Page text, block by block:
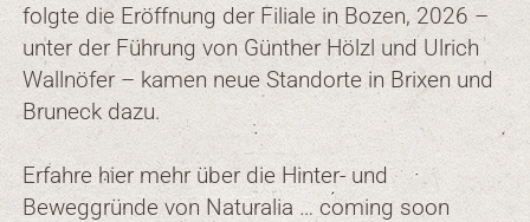
folgte die Eröffnung der Filiale in Bozen, 2026 –
unter der Führung von Günther Hölzl und Ulrich
Wallnöfer – kamen neue Standorte in Brixen und
Bruneck dazu.
Erfahre hier mehr über die Hinter- und
Beweggründe von Naturalia … coming soon